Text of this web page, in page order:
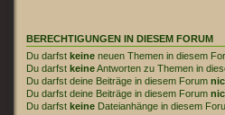
BERECHTIGUNGEN IN DIESEM FORUM
Du darfst keine neuen Themen in diesem
Du darfst keineAntworten zu Themen in
Du darfst deine Beiträge in diesem Forum
Du darfst deine Beiträge in diesem Forum
Du darfst keine Dateianhänge in diesem